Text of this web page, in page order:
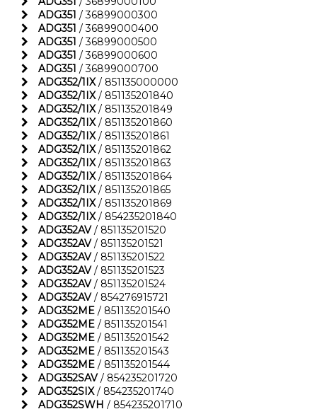
ADG351 / 36899000300
ADG351 / 36899000400
ADG351 / 36899000500
ADG351 / 36899000600
ADG351 / 36899000700
ADG352/1IX/ 851135000000
ADG352/1IX/ 851135201840
ADG352/1IX/ 851135201849
ADG352/1IX/ 851135201860
ADG352/1IX/ 851135201861
ADG352/1IX/ 851135201862
ADG352/1IX/ 851135201863
ADG352/1IX/ 851135201864
ADG352/1IX/ 851135201865
ADG352/1IX/ 851135201869
ADG352/1IX/ 854235201840
ADG352AV/ 851135201520
ADG352AV/ 851135201521
ADG352AV/ 851135201522
ADG352AV/ 851135201523
ADG352AV/ 851135201524
ADG352AV/ 854276915721
ADG352ME / 851135201540
ADG352ME / 851135201541
ADG352ME / 851135201542
ADG352ME / 851135201543
ADG352ME / 851135201544
ADG352SAV/ 854235201720
ADG352SIX/ 854235201740
ADG352SWH / 854235201710